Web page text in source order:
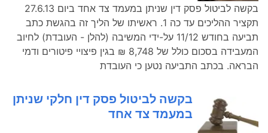
תקציר ההליכים עד כה 1. ראשיתו של הליך זה בהגשת כתב
תביעה בחודש 11/12 על-ידי המשיבה (להלן - העובדת) לחיוב
המעבידה בסכום כולל של 8,748 ₪ בגין פיצויי פיטורים ודמי
הבראה. בכתב התביעה נטען כי העובדת
בקשה לביטול פסק דין חלקי שניתן
במעמד צד אחד